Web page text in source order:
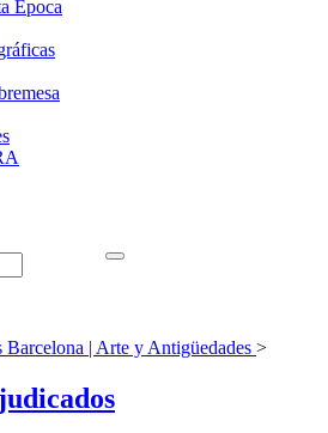
Época
Barcelona | Arte y Antigüedades >